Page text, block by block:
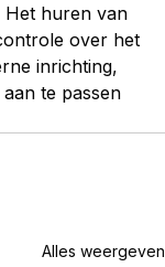
Het huren van
over het
inrichting,
te passen
Alles weergeven